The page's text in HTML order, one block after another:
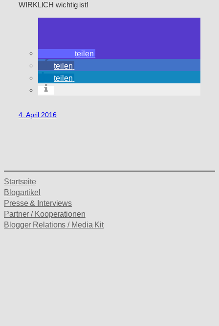
WIRKLICH wichtig ist!
teilen
teilen
teilen
4. April 2016
Startseite
Blogartikel
Presse & Interviews
Partner / Kooperationen
Blogger Relations / Media Kit